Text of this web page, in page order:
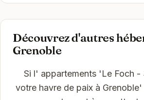
Découvrez d'autres
Grenoble
Si l' appartements 'Le Foch -
votre havre de paix à